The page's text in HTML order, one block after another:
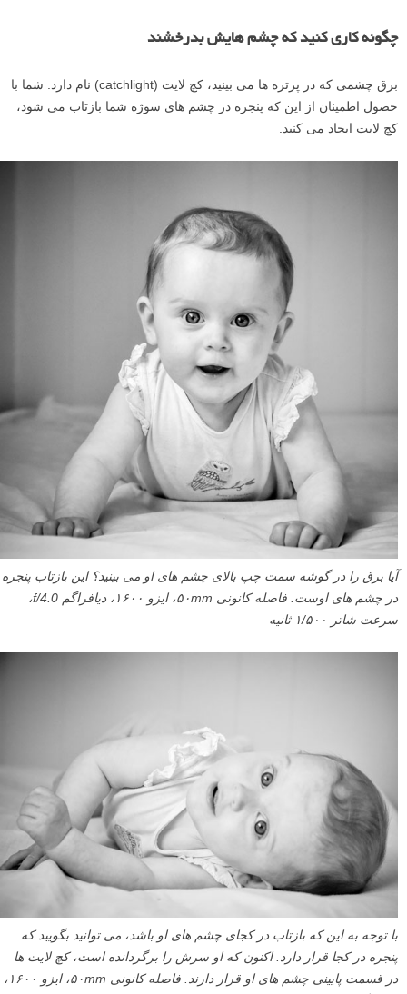
چگونه کاری کنید که چشم هایش بدرخشند
برق چشمی که در پرتره ها می بینید، کچ لایت (catchlight) نام دارد. شما با
حصول اطمینان از این که پنجره در چشم های سوژه شما بازتاب می شود،
کچ لایت ایجاد می کنید.
آیا برق را در گوشه سمت چپ بالای چشم های او می بینید؟ این بازتاب پنجره
در چشم های اوست. فاصله کانونی ۵۰mm، ایزو ۱۶۰۰، دیافراگم f/4.0،
سرعت شاتر ۱/۵۰۰ ثانیه
با توجه به این که بازتاب در کجای چشم های او باشد، می توانید بگویید که
پنجره در کجا قرار دارد. اکنون که او سرش را برگردانده است، کچ لایت ها
در قسمت پایینی چشم های او قرار دارند. فاصله کانونی ۵۰mm، ایزو ۱۶۰۰،